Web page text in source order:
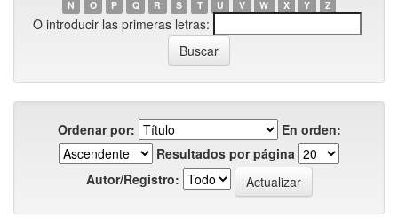
N
O P Q R S T U V W X Y Z
O introducir las primeras letras:
Ordenar por:
En orden:
Resultados por página
Autor/Registro: